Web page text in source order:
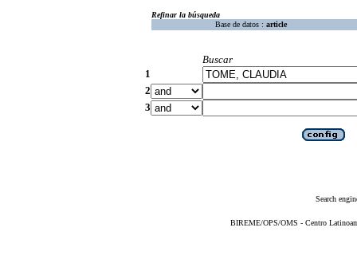
Refinar la búsqueda
Base de datos : article
Buscar
1
2
3
Search
BIREME/OPS/OMS - Centro